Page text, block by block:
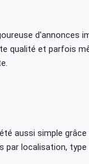
d'annonces
qualité et parfois
aussi simple
localisation,